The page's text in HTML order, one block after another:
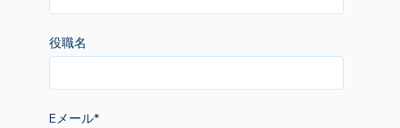
役職名
Eメール*